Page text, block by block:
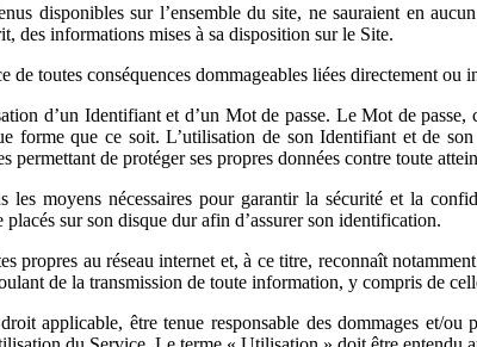
disponibles sur l’ensemble du site, ne sauraient en
des informations mises à sa disposition sur le Site.
de toutes conséquences dommageables liées directement ou
d’un Identifiant et d’un Mot de passe. Le Mot de
forme que ce soit. L’utilisation de son Identifiant et de
permettant de protéger ses propres données contre toute
les moyens nécessaires pour garantir la sécurité et la
sur son disque dur afin d’assurer son identification.
propres au réseau internet et, à ce titre, reconnaît
de la transmission de toute information, y compris de
applicable, être tenue responsable des dommages et/